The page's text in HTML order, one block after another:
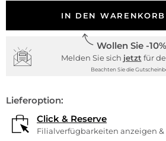
IN DEN WARENKORB
Wollen Sie -
Melden Sie sich jetzt für
Beachten Sie die
Lieferoption:
Click & Reserve
Filialverfügbarkeiten anzeigen &